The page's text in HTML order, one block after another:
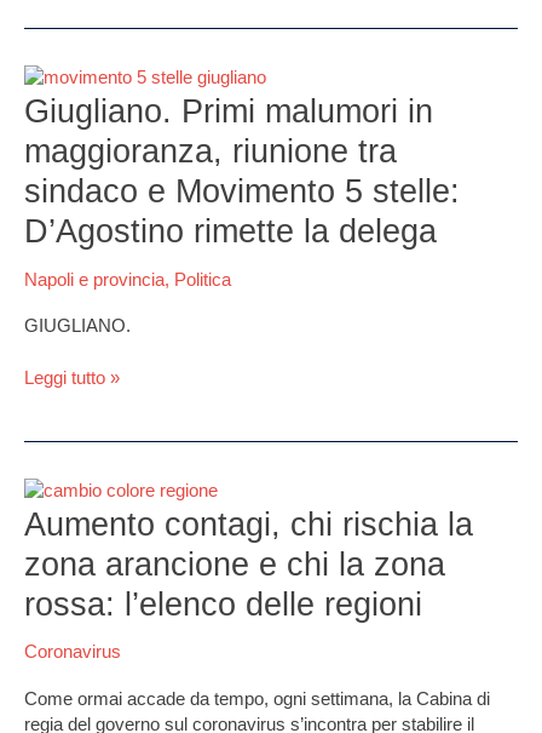
Giugliano. Primi malumori in
maggioranza, riunione tra
sindaco e Movimento 5 stelle:
D’Agostino rimette la delega
Napoli e provincia, Politica
GIUGLIANO.
Giugliano.
Primi
malumori
in
maggioranza,
riunione
tra
sindaco
e
5
D’Agostino
Leggi tutto »
Aumento contagi, chi rischia la
zona arancione e chi la zona
rossa: l’elenco delle regioni
Coronavirus
Come ormai accade da tempo, ogni settimana, la Cabina di
regia del governo sul coronavirus s’incontra per stabilire il
Aumento
contagi,
chi
rischia
zona
arancione
chi
la